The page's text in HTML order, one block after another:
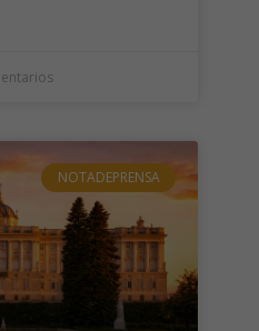
NOTADEPRENSA